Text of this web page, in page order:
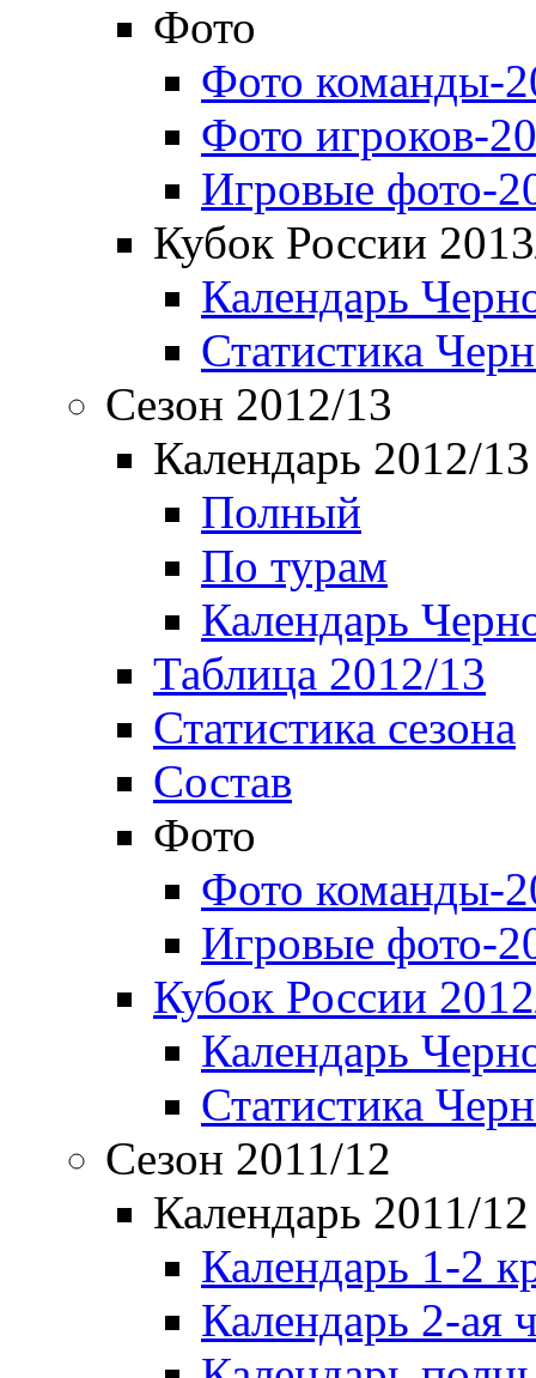
Фото
Фото команды-
Фото игроков-
Игровые фото-
Кубок России
Календарь
Статистика
Сезон 2012/13
Календарь 2012/13
Полный
По турам
Календарь
Таблица 2012/13
Статистика сезона
Состав
Фото
Фото команды-
Игровые фото-
Кубок России
Календарь
Статистика
Сезон 2011/12
Календарь 2011/12
Календарь 1-2
Календарь 2-ая